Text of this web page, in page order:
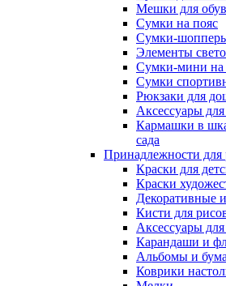
Мешки для
Сумки на пояс
Сумки-
Элементы
Сумки-мини на
Сумки
Рюкзаки для
Аксессуары
Кармашки в
сада
Принадлежности для
Краски для
Краски
Декоративные
Кисти для
Аксессуары
Карандаши и
Альбомы и
Коврики